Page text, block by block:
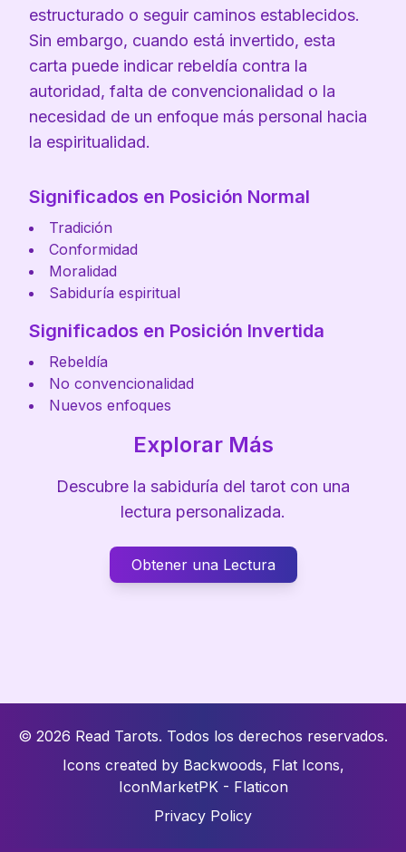
estructurado o seguir caminos establecidos.
Sin embargo, cuando está invertido, esta
carta puede indicar rebeldía contra la
autoridad, falta de convencionalidad o la
necesidad de un enfoque más personal hacia
la espiritualidad.
Significados en Posición Normal
Tradición
Conformidad
Moralidad
Sabiduría espiritual
Significados en Posición Invertida
Rebeldía
No convencionalidad
Nuevos enfoques
Explorar Más
Descubre la sabiduría del tarot con una
lectura personalizada.
Obtener una Lectura
© 2026 Read Tarots. Todos los derechos reservados.
Icons created by Backwoods, Flat Icons,
IconMarketPK - Flaticon
Privacy Policy